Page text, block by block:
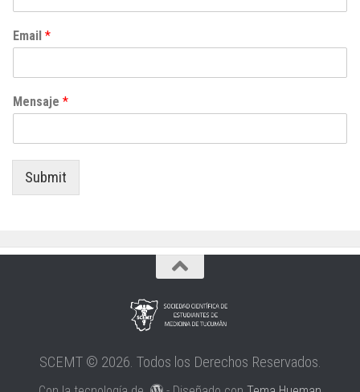
Email *
Mensaje *
Submit
SCEMT © 2026. Todos los Derechos Reservados.